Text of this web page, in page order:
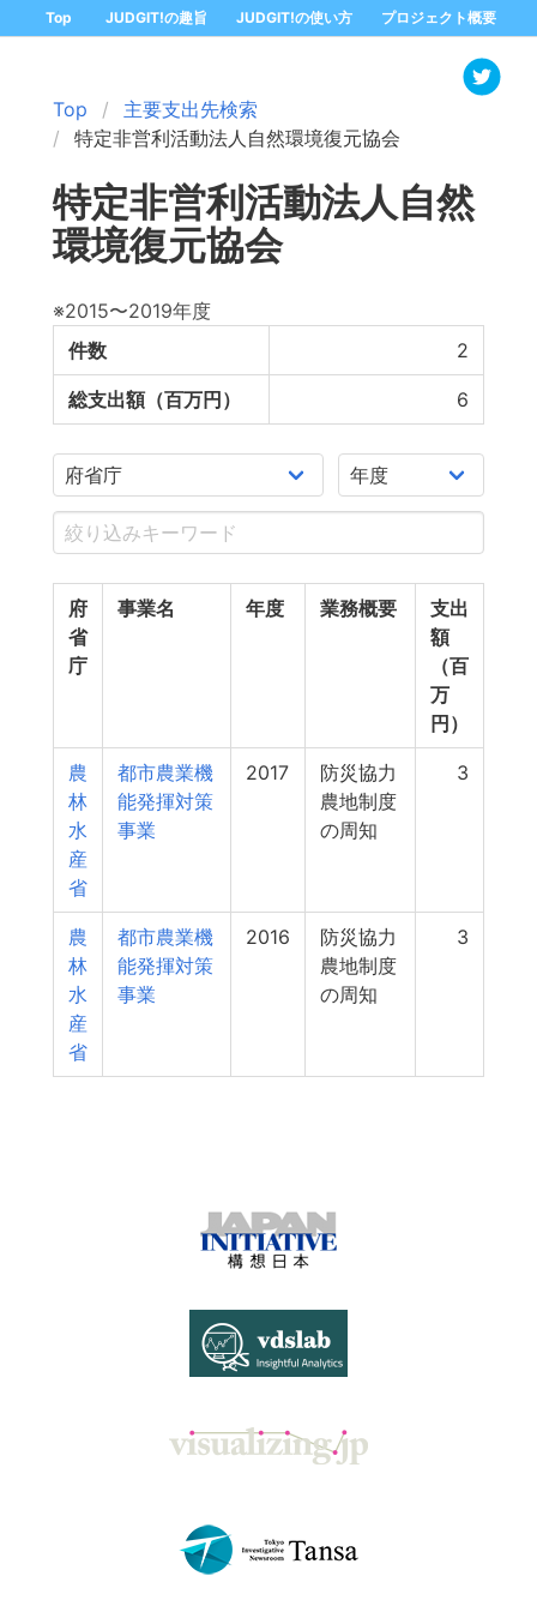
Top JUDGIT!の趣旨 JUDGIT!の使い方 プロジェクト概要
Top
主要支出先検索
特定非営利活動法人自然環境復元協会
特定非営利活動法人自然
環境復元協会
※2015〜2019年度
件数
2
総支出額（百万円） 6
府
省
庁
事業名 年度 業務概要
支出
額
（百
万
円）
農
林
水
産
省
都市農業機
能発揮対策
事業
2017
防災協力
農地制度
の周知
3
農
林
水
産
省
都市農業機
能発揮対策
事業
2016
防災協力
農地制度
の周知
3